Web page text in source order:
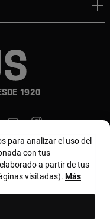
1920
/ Colombian Peso
para analizar el uso del
con tus
a partir de tus
visitadas). Más